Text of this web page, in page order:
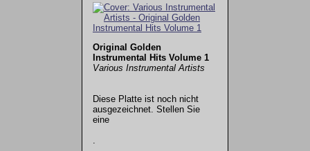
Original Golden
Instrumental Hits Volume 1
Various Instrumental Artists
Diese Platte ist noch nicht
ausgezeichnet. Stellen Sie
eine